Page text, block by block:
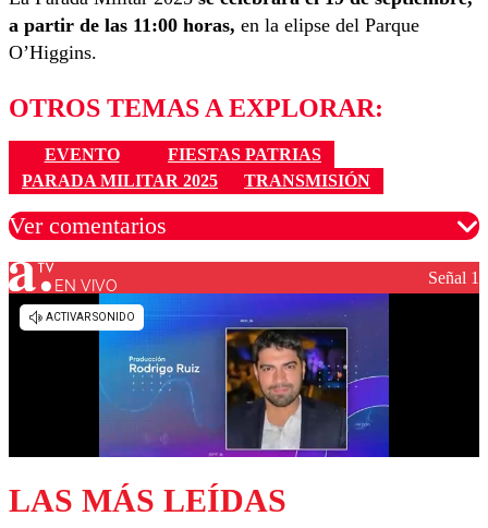
a partir de las 11:00 horas, en la elipse del Parque
O’Higgins.
OTROS TEMAS A EXPLORAR:
EVENTO
FIESTAS PATRIAS
PARADA MILITAR 2025
TRANSMISIÓN
Ver comentarios
Los comentarios son moderados para garantizar un
diálogo respetuoso.
EN VIVO Señal 1
LAS MÁS LEÍDAS